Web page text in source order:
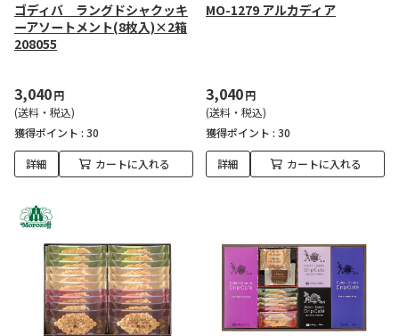
ゴディバ ラングドシャクッキ
ーアソートメント(8枚入)×2箱
208055
3,040円
(送料・税込)
獲得ポイント : 30
詳細 カートに入れる
MO-1279 アルカディア
3,040円
(送料・税込)
獲得ポイント : 30
詳細 カートに入れる